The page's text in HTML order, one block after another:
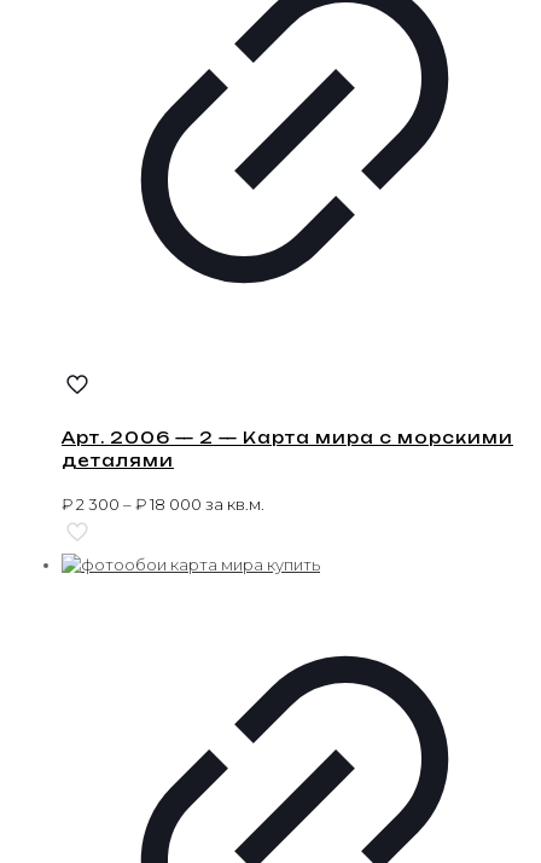
Арт. 2006 — 2 — Карта мира с морскими
деталями
₽2 300 –₽18 000 за кв.м.